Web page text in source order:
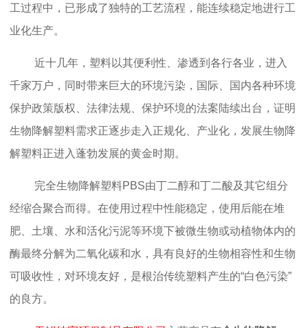
工过程中，已形成了独特的工艺流程，能连续稳定地进行工
业化生产。
近十几年，塑料以其便利性、渗透到各行各业，进入
千家万户，同时带来巨大的环境污染，国际、国内各种环境
保护政策版权、法律法规、保护环境的法案陆续出台，证明
生物降解塑料需求正逐步走入正规化、产业化，发展生物降
解塑料正进入蓬勃发展的黄金时期。
完全生物降解塑料PBS由丁二醇和丁二酸及其它组分
经缩合聚合而得。在使用过程中性能稳定，使用后能在堆
肥、土壤、水和活化污泥等环境下被微生物或动植物体内的
酶最终分解为二氧化碳和水，具有良好的生物相容性和生物
可吸收性，对环境友好，是根治传统塑料产生的“白色污染”
的良方。